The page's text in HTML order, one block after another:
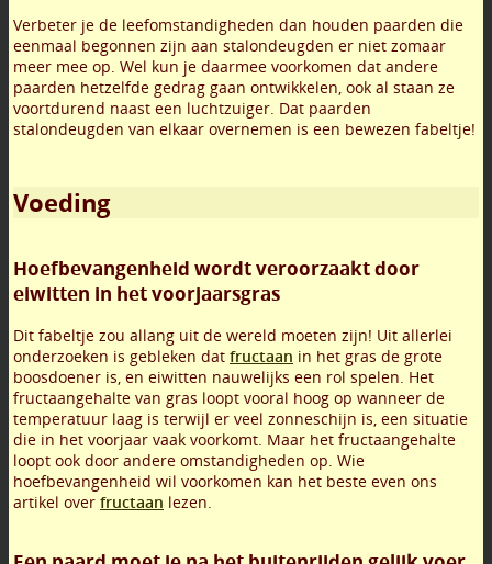
Verbeter je de leefomstandigheden dan houden paarden die
eenmaal begonnen zijn aan stalondeugden er niet zomaar
meer mee op. Wel kun je daarmee voorkomen dat andere
paarden hetzelfde gedrag gaan ontwikkelen, ook al staan ze
voortdurend naast een luchtzuiger. Dat paarden
stalondeugden van elkaar overnemen is een bewezen fabeltje!
Voeding
Hoefbevangenheid wordt veroorzaakt door
eiwitten in het voorjaarsgras
Dit fabeltje zou allang uit de wereld moeten zijn! Uit allerlei
onderzoeken is gebleken dat fructaan in het gras de grote
boosdoener is, en eiwitten nauwelijks een rol spelen. Het
fructaangehalte van gras loopt vooral hoog op wanneer de
temperatuur laag is terwijl er veel zonneschijn is, een situatie
die in het voorjaar vaak voorkomt. Maar het fructaangehalte
loopt ook door andere omstandigheden op. Wie
hoefbevangenheid wil voorkomen kan het beste even ons
artikel over fructaan lezen.